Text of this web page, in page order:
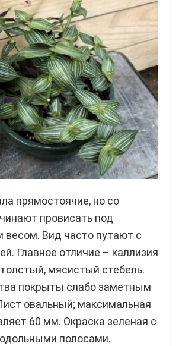
прямостоячие, но со
провисать под
весом. Вид часто путают с
Главное отличие – каллизия
мясистый стебель.
покрыты слабо заметным
овальный; максимальная
60 мм. Окраска зеленая с
полосами.